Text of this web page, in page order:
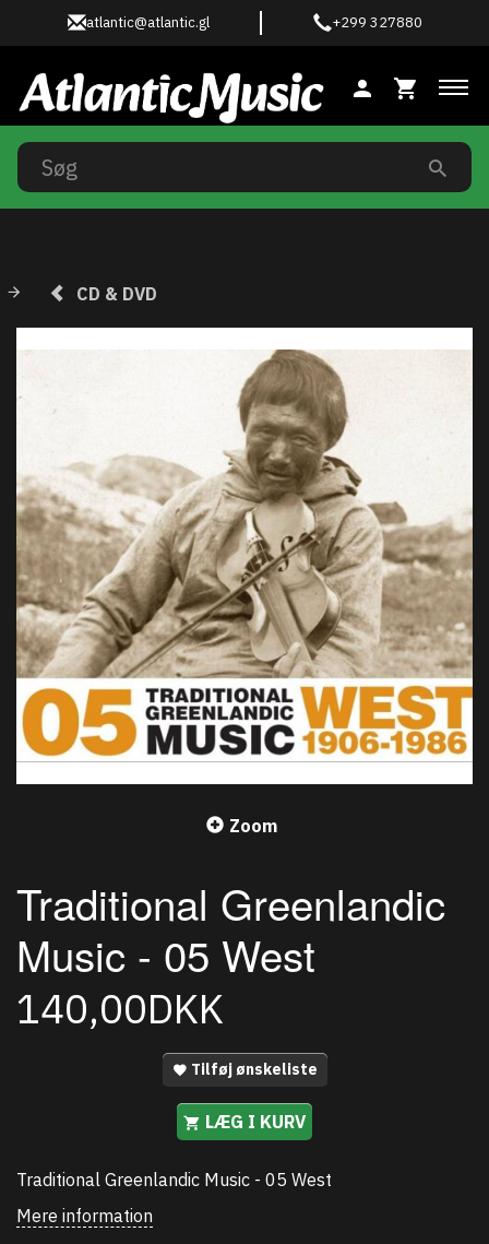
atlantic@atlantic.gl +299 327880
CD & DVD
Zoom
Traditional Greenlandic
Music - 05 West
140,00DKK
Tilføj ønskeliste
LÆG I KURV
Traditional Greenlandic Music - 05 West
Mere information